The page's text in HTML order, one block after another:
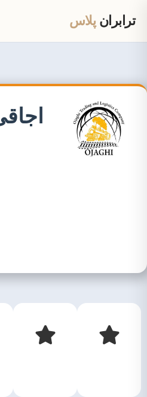
ترابرانپلاس
اجاقی